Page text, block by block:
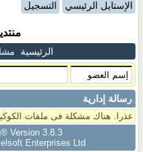
الإستايل الرئيسي التسجيل
الرئيسية
رسالة إدارية
عذرا. هناك مشكلة فى ملفات
Version 3.8.3
Enterprises Ltd.